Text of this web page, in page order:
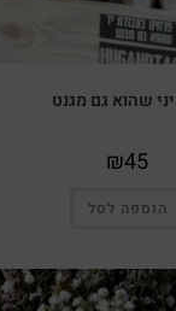
שהוא גם מגנט
₪45
הוספה לסל